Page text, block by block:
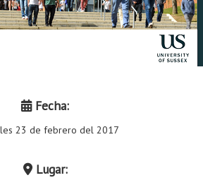
Fecha:
23 de febrero del 2017
Lugar: